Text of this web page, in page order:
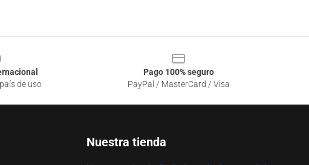
de uso
Pago 100% seguro
PayPal / MasterCard / Visa
Nuestra tienda